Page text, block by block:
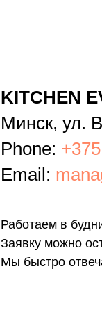
KITCHEN
Минск, ул.
Phone:
Email:
Работаем в
Заявку можно
Мы быстро